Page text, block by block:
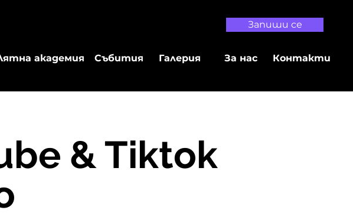
Запиши се
академия Събития Галерия За нас Контакти
& Tiktok